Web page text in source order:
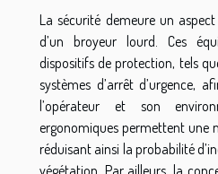
La sécurité demeure un
d’un broyeur lourd. Ces
dispositifs de protection, tels
systèmes d’arrêt d’urgence,
l’opérateur et son
ergonomiques permettent une
réduisant ainsi la probabilité
végétation. Par ailleurs, la